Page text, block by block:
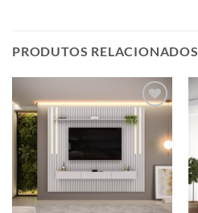
PRODUTOS RELACIONADOS
Adicionar
aos meus
desejos